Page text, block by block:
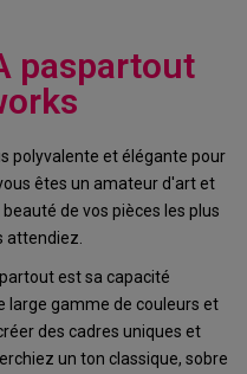
paspartout
polyvalente et élégante pour
êtes un amateur d'art et
de vos pièces les plus
attendiez.
est sa capacité
large gamme de couleurs et
des cadres uniques et
un ton classique, sobre